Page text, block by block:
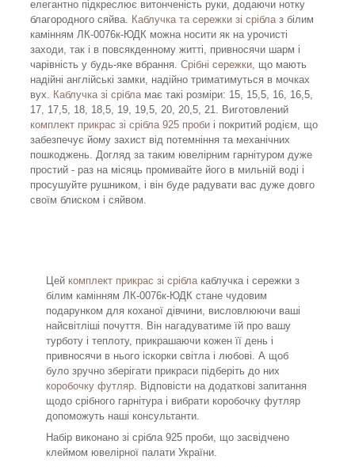
елегантно підкреслює витонченість руки, додаючи нотку
благородного сяйва. Каблучка та сережки зі сріблаз білим
камінням ЛК-0076к-ЮДК можна носити як на урочисті
заходи, так і в повсякденному житті, привносячи шарм і
чарівність у будь-яке вбрання. Срібні сережки, що мають
надійні англійські замки, надійно триматимуться в мочках
вух. Каблучка зі срібламає такі розміри: 15, 15,5, 16, 16,5,
17, 17,5, 18, 18,5, 19, 19,5, 20, 20,5, 21. Виготовлений
комплект прикрас зі срібла 925 проби і покритий родієм, що
забезпечує йому захист від потемніння та механічних
пошкоджень. Догляд за таким ювелірним гарнітуром дуже
простий - раз на місяць промивайте його в мильній воді і
просушуйте рушником, і він буде радувати вас дуже довго
своїм блиском і сяйвом.
Цей комплект прикрас зі сріблакаблучка і сережки з
білим камінням ЛК-0076к-ЮДК стане чудовим
подарунком для коханої дівчини, висловлюючи ваші
найсвітліші почуття. Він нагадуватиме їй про вашу
турботу і теплоту, прикрашаючи кожен її день і
привносячи в нього іскорки світла і любові. А щоб
було зручно зберігати прикраси підберіть до них
коробочку футляр. Відповісти на додаткові запитання
щодо срібного гарнітура і вибрати коробочку футляр
допоможуть наші консультанти.
Набір виконано зі срібла 925 проби, що засвідчено
клеймом ювелірної палати України.